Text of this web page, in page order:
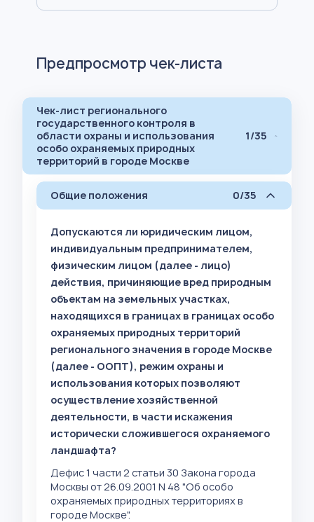
Предпросмотр чек-листа
Чек-лист регионального
государственного контроля в
области охраны и использования
особо охраняемых природных
территорий в городе Москве
1/35
Общие положения 0/35
Допускаются ли юридическим лицом,
индивидуальным предпринимателем,
физическим лицом (далее - лицо)
действия, причиняющие вред природным
объектам на земельных участках,
находящихся в границах в границах особо
охраняемых природных территорий
регионального значения в городе Москве
(далее - ООПТ), режим охраны и
использования которых позволяют
осуществление хозяйственной
деятельности, в части искажения
исторически сложившегося охраняемого
ландшафта?
Дефис 1 части 2 статьи 30 Закона города
Москвы от 26.09.2001 N 48 "Об особо
охраняемых природных территориях в
городе Москве".